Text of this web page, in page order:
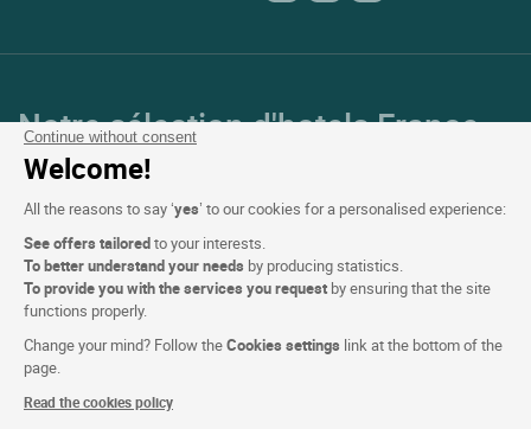
Continue without consent
Welcome!
All the reasons to say ‘yes’ to our cookies for a personalised experience:
See offers tailoredto your interests.
To better understand your needs by producing statistics.
To provide you with the services you request by ensuring that the site
functions properly.
Change your mind? Follow theCookies settings link at the bottom of the
page.
Read the cookies policy
Notre sélection d'hotels France
et en Europe
Top Pays
Top Régions
Top Villes
Top Hotels